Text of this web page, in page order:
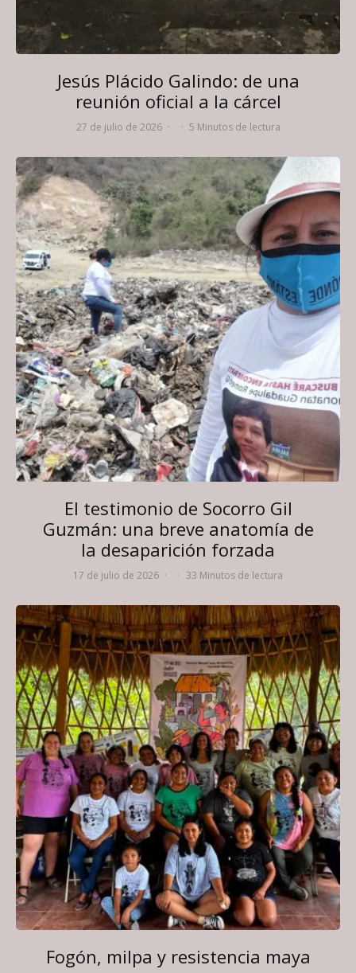
Jesús Plácido Galindo: de una
reunión oficial a la cárcel
27 de julio de 2026 · · 5 Minutos de lectura
El testimonio de Socorro Gil
Guzmán: una breve anatomía de
la desaparición forzada
17 de julio de 2026 · · 33 Minutos de lectura
Fogón, milpa y resistencia maya